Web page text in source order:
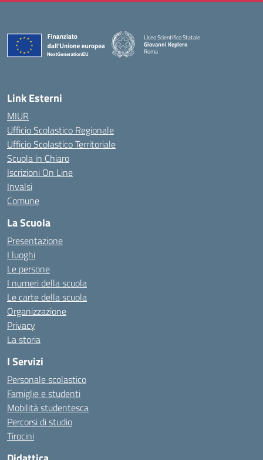
Liceo Scientifico Statale
Giovanni Keplero
Roma
Link Esterni
MIUR
Ufficio Scolastico Regionale
Ufficio Scolastico Territoriale
Scuola in Chiaro
Iscrizioni On Line
Invalsi
Comune
La Scuola
Presentazione
I luoghi
Le persone
I numeri della scuola
Le carte della scuola
Organizzazione
Privacy
La storia
I Servizi
Personale scolastico
Famiglie e studenti
Mobilità studentesca
Percorsi di studio
Tirocini